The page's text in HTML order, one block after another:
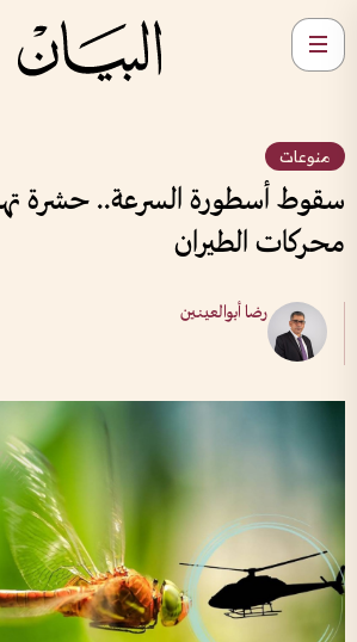
منوعات
سقوط أسطورة السرعة.. حشرة
محركات الطيران
رضا أبوالعينين